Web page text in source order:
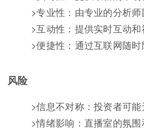
>专业性：由专业的分析
>互动性：提供实时互动
>便捷性：通过互联网随
风险
>信息不对称：投资者可
>情绪影响：直播室的氛